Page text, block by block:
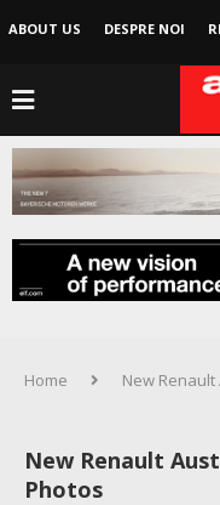
ABOUT US DESPRE NOI
Home New
New Renault
Photos